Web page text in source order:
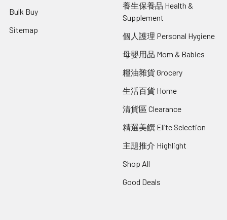
Bulk Buy
Sitemap
養生保養品 Health &
Supplement
個人護理 Personal Hygiene
母嬰用品 Mom & Babies
糧油雜貨 Grocery
生活百貨 Home
清貨區 Clearance
精選美饌 Elite Selection
主題推介 Highlight
Shop All
Good Deals